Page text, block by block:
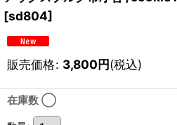
[sd804]
販売価格: 3,800円(税込)
在庫数 ◯